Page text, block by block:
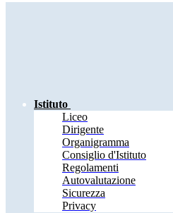
Istituto
Liceo
Dirigente
Organigramma
Consiglio d'Istituto
Regolamenti
Autovalutazione
Sicurezza
Privacy